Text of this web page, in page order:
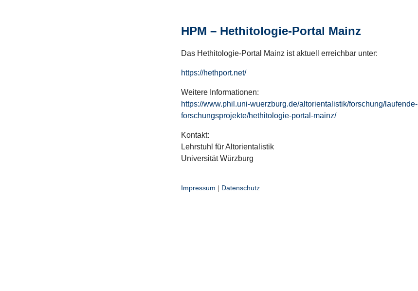
HPM – Hethitologie-Portal Mainz
Das Hethitologie-Portal Mainz ist aktuell erreichbar unter:
https://hethport.net/
Weitere Informationen:
https://www.phil.uni-wuerzburg.de/altorientalistik/forschung/laufende-
forschungsprojekte/hethitologie-portal-mainz/
Kontakt:
Lehrstuhl für Altorientalistik
Universität Würzburg
Impressum | Datenschutz